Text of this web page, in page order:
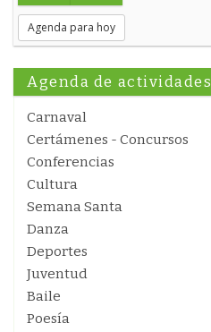
Agenda para hoy
Agenda de actividades
Carnaval
Certámenes - Concursos
Conferencias
Cultura
Semana Santa
Danza
Deportes
Juventud
Baile
Poesía